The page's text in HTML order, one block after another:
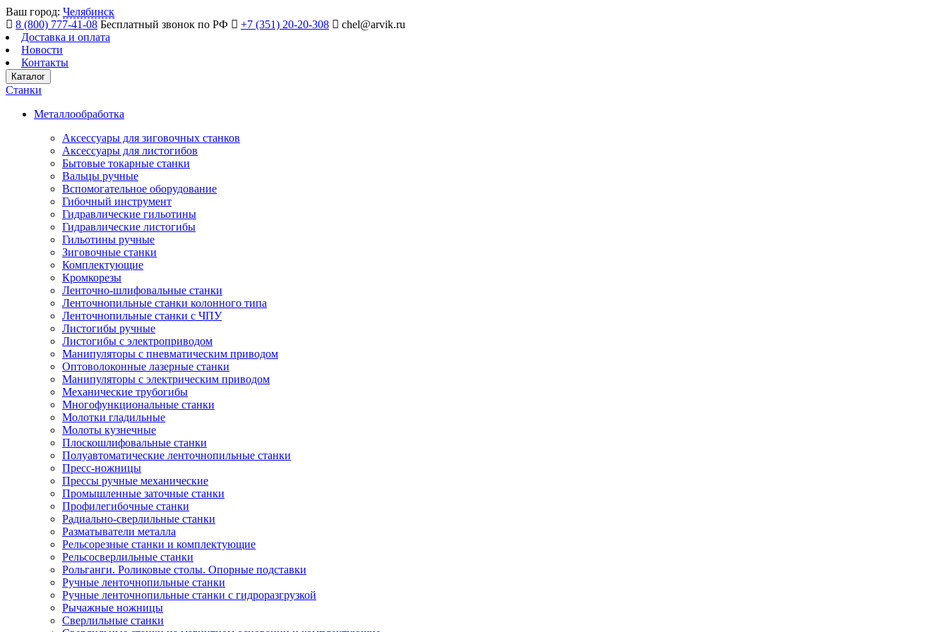
Ваш город: Челябинск
8 (800) 777-41-08 Бесплатный звонок по РФ +7 (351) 20-20-308
chel@arvik.ru
Доставка и оплата
Новости
Контакты
Каталог
Станки
Металлообработка
Аксессуары для зиговочных станков
Аксессуары для листогибов
Бытовые токарные станки
Вальцы ручные
Вспомогательное оборудование
Гибочный инструмент
Гидравлические гильотины
Гидравлические листогибы
Гильотины ручные
Зиговочные станки
Комплектующие
Кромкорезы
Ленточно-шлифовальные станки
Ленточнопильные станки колонного типа
Ленточнопильные станки с ЧПУ
Листогибы ручные
Листогибы с электроприводом
Манипуляторы с пневматическим приводом
Оптоволоконные лазерные станки
Манипуляторы с электрическим приводом
Механические трубогибы
Многофункциональные станки
Молотки гладильные
Молоты кузнечные
Плоскошлифовальные станки
Полуавтоматические ленточнопильные станки
Пресс-ножницы
Прессы ручные механические
Промышленные заточные станки
Профилегибочные станки
Радиально-сверлильные станки
Разматыватели металла
Рельсорезные станки и комплектующие
Рельсосверлильные станки
Рольганги. Роликовые столы. Опорные подставки
Ручные ленточнопильные станки
Ручные ленточнопильные станки с гидроразгрузкой
Рычажные ножницы
Сверлильные станки